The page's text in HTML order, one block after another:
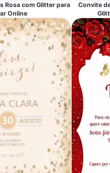
Rosa com Glitter para
Online
Convite